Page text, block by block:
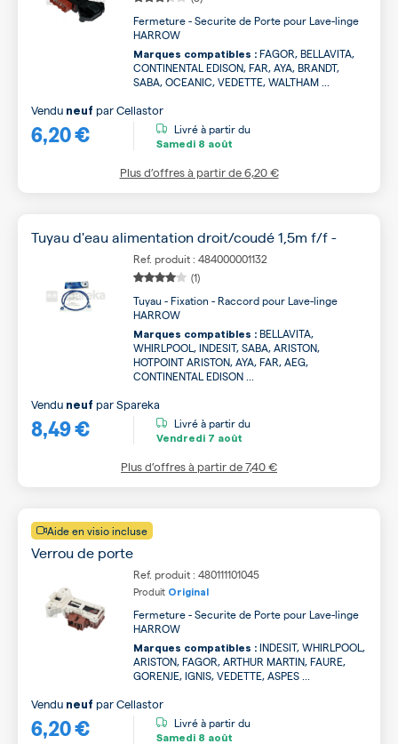
Fermeture - Securite de Porte pour Lave-linge
HARROW
Marques compatibles : FAGOR, BELLAVITA,
CONTINENTAL EDISON, FAR, AYA, BRANDT,
SABA, OCEANIC, VEDETTE, WALTHAM ...
6,20 €
Vendu neuf parCellastor
Livré à partir du
Samedi 8 août
Plus d’offres à partir de6,20 €
Tuyau d'eau alimentation droit/coudé 1,5m f/f -
Ref. produit : 484000001132
(1)
Tuyau - Fixation - Raccord pour Lave-linge
HARROW
Marques compatibles : BELLAVITA,
WHIRLPOOL, INDESIT, SABA, ARISTON,
HOTPOINT ARISTON, AYA, FAR, AEG,
CONTINENTAL EDISON ...
8,49 €
Vendu neuf parSpareka
Livré à partir du
Vendredi 7 août
Plus d’offres à partir de7,40 €
Aide en visio incluse
Verrou de porte
Ref. produit : 480111101045
Produit Original
Fermeture - Securite de Porte pour Lave-linge
HARROW
Marques compatibles : INDESIT, WHIRLPOOL,
ARISTON, FAGOR, ARTHUR MARTIN, FAURE,
GORENJE, IGNIS, VEDETTE, ASPES ...
6,20 €
Vendu neuf parCellastor
Livré à partir du
Samedi 8 août